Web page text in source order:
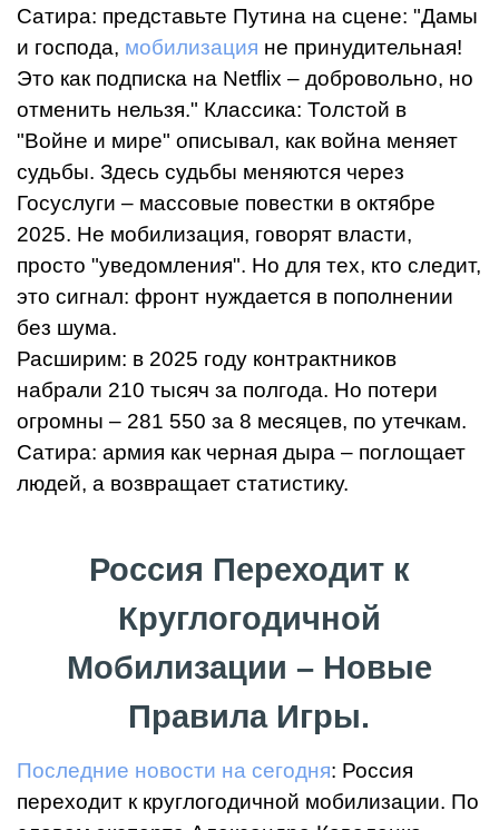
Сатира: представьте Путина на сцене: "Дамы
и господа, мобилизация не принудительная!
Это как подписка на Netflix – добровольно, но
отменить нельзя." Классика: Толстой в
"Войне и мире" описывал, как война меняет
судьбы. Здесь судьбы меняются через
Госуслуги – массовые повестки в октябре
2025. Не мобилизация, говорят власти,
просто "уведомления". Но для тех, кто следит,
это сигнал: фронт нуждается в пополнении
без шума.
Расширим: в 2025 году контрактников
набрали 210 тысяч за полгода. Но потери
огромны – 281 550 за 8 месяцев, по утечкам.
Сатира: армия как черная дыра – поглощает
людей, а возвращает статистику.
Россия Переходит к
Круглогодичной
Мобилизации – Новые
Правила Игры.
Последние новости на сегодня: Россия
переходит к круглогодичной мобилизации. По